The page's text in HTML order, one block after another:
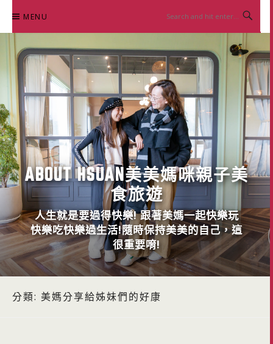
content
MENU
ABOUT HSUAN美美媽咪親子美
食旅遊
人生就是要過得快樂! 跟著美媽一起快樂玩
快樂吃快樂過生活!隨時保持美美的自己，這
很重要唷!
分類: 美媽分享給姊妹們的好康